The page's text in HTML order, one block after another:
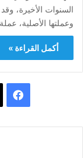
وعملتها الأصلية،
أكمل القراءة »